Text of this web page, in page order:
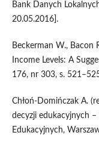
Bank Danych
20.05.2016].
Beckerman W., Bacon
Income Levels: A
176, nr 303, s.
Chłoń‑Domińczak A.
decyzji edukacyjnych
Edukacyjnych,